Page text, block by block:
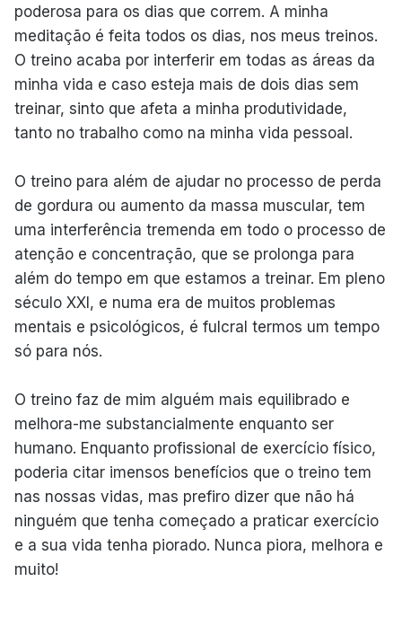
poderosa para os dias que correm. A minha
meditação é feita todos os dias, nos meus treinos.
O treino acaba por interferir em todas as áreas da
minha vida e caso esteja mais de dois dias sem
treinar, sinto que afeta a minha produtividade,
tanto no trabalho como na minha vida pessoal.
O treino para além de ajudar no processo de perda
de gordura ou aumento da massa muscular, tem
uma interferência tremenda em todo o processo de
atenção e concentração, que se prolonga para
além do tempo em que estamos a treinar. Em pleno
século XXI, e numa era de muitos problemas
mentais e psicológicos, é fulcral termos um tempo
só para nós.
O treino faz de mim alguém mais equilibrado e
melhora-me substancialmente enquanto ser
humano. Enquanto profissional de exercício físico,
poderia citar imensos benefícios que o treino tem
nas nossas vidas, mas prefiro dizer que não há
ninguém que tenha começado a praticar exercício
e a sua vida tenha piorado. Nunca piora, melhora e
muito!